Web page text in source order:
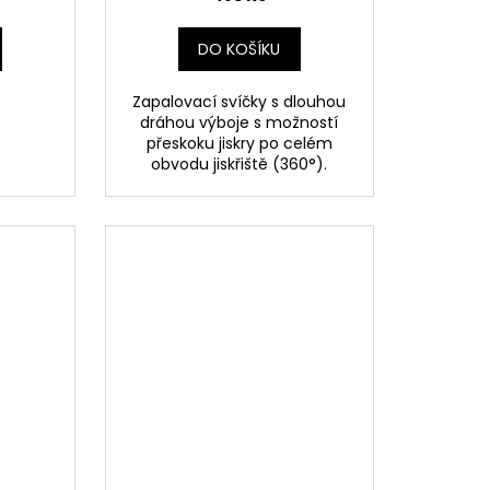
DO KOŠÍKU
Zapalovací svíčky s dlouhou
dráhou výboje s možností
přeskoku jiskry po celém
obvodu jiskřiště (360°).